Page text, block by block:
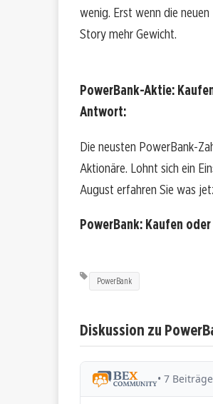
wenig. Erst wenn die
Story mehr Gewicht.
PowerBank-Aktie:
Antwort:
Die neusten PowerBank-
Aktionäre. Lohnt sich ein
August erfahren Sie was
PowerBank: Kaufen
PowerBank
Diskussion zu